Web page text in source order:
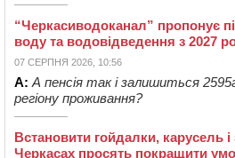
“Черкасиводоканал” пропонує
воду та водовідведення з 2027
07 СЕРПНЯ 2026, 10:56
А: А пенсія так і залишиться
регіону проживання?
Встановити гойдалки, карусель і
Черкасах просять покращити